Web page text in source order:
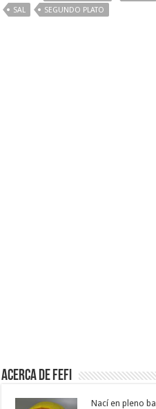
SAL
SEGUNDO PLATO
Acerca de Fefi
Nací en pleno